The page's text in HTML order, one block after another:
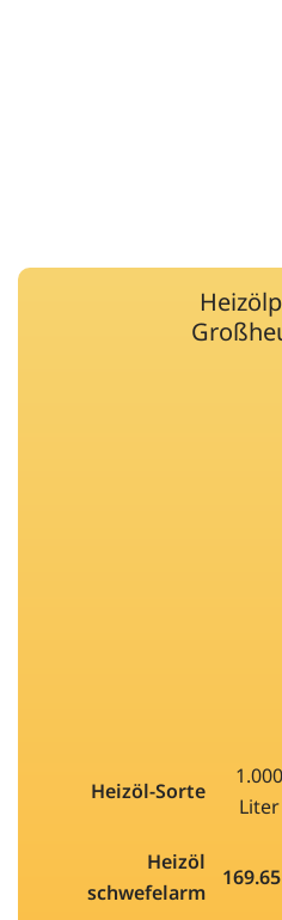
Heizöl-Sorte
1.000
Liter
Heizöl
schwefelarm